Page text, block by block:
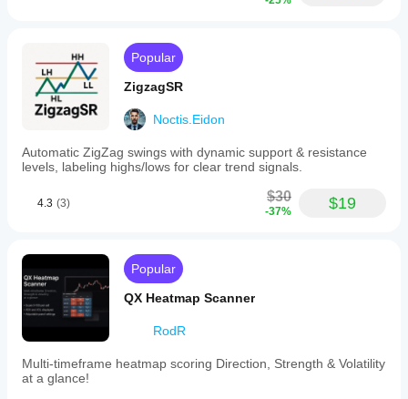
Popular
ZigzagSR
Noctis.Eidon
Automatic ZigZag swings with dynamic support & resistance
levels, labeling highs/lows for clear trend signals.
4.3 (3) $30
-37% $19
Popular
QX Heatmap Scanner
RodR
Multi-timeframe heatmap scoring Direction, Strength & Volatility
at a glance!